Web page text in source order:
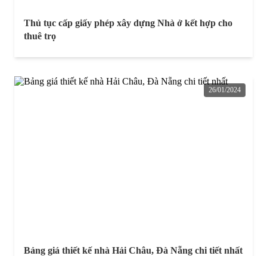
Thủ tục cấp giấy phép xây dựng Nhà ở kết hợp cho
thuê trọ
26/01/2024
Bảng giá thiết kế nhà Hải Châu, Đà Nẵng chi tiết nhất